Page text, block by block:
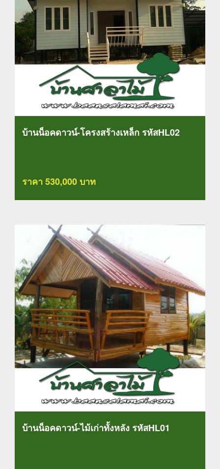
บ้านน็อคดาวน์-โครงสร้างเหล็ก รหัสHL02
ราคา 530,000 บาท
บ้านน็อคดาวน์-ไม้เก่าทั้งหลัง รหัสHL01